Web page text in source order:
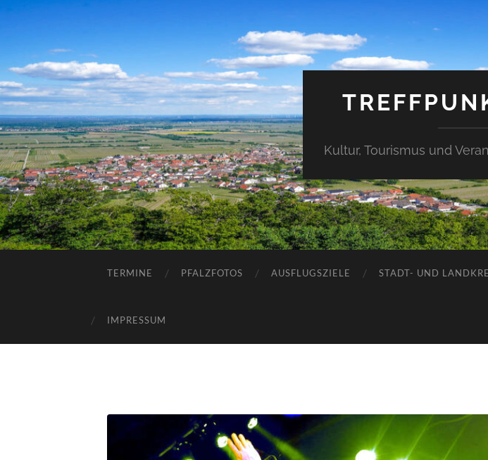
Kultur, Tourismus und
TERMINE PFALZFOTOS AUSFLUGSZIELE STADT- UND
IMPRESSUM